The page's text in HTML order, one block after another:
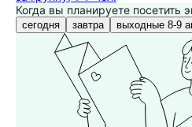
Когда вы планируете посетить
сегодня завтра выходные 8-9